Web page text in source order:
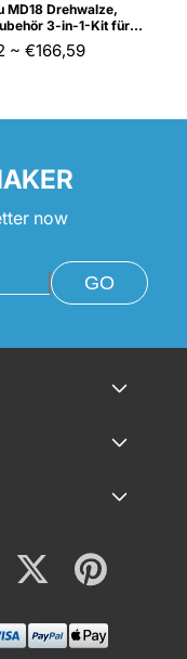
MD18 Drehwalze,
3-in-1-Kit für
L8, Genmitsu Z6
~ €166,59
now
GO
Twitter Pinterest